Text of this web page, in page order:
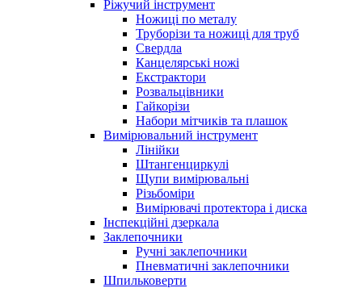
Ріжучий інструмент
Ножиці по металу
Труборізи та ножиці для труб
Свердла
Канцелярські ножі
Екстрактори
Розвальцівники
Гайкорізи
Набори мітчиків та плашок
Вимірювальний інструмент
Лінійки
Штангенциркулі
Щупи вимірювальні
Різьбоміри
Вимірювачі протектора і диска
Інспекційні дзеркала
Заклепочники
Ручні заклепочники
Пневматичні заклепочники
Шпильковерти